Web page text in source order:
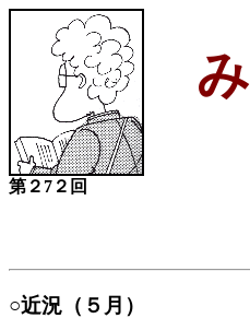
み
第２7２回
○近況（５月）